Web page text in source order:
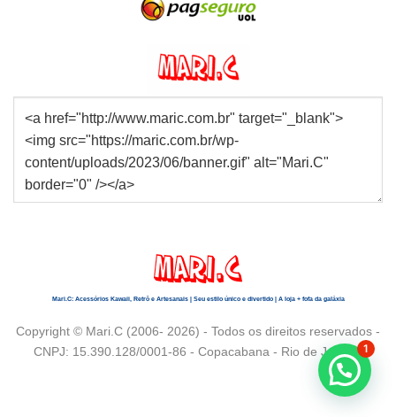
Mari.C: Acessórios Kawaii, Retrô e Artesanais | Seu estilo único e divertido | A loja + fofa da galáxia
Copyright © Mari.C (2006- 2026) - Todos os direitos reservados -
CNPJ: 15.390.128/0001-86 - Copacabana - Rio de Janeiro 1